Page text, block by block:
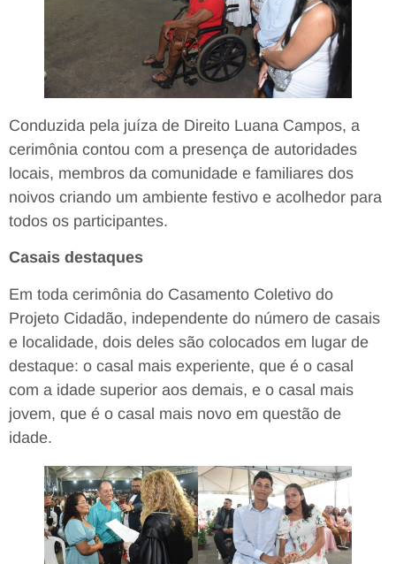
Conduzida pela juíza de Direito Luana Campos, a
cerimônia contou com a presença de autoridades
locais, membros da comunidade e familiares dos
noivos criando um ambiente festivo e acolhedor para
todos os participantes.
Casais destaques
Em toda cerimônia do Casamento Coletivo do
Projeto Cidadão, independente do número de casais
e localidade, dois deles são colocados em lugar de
destaque: o casal mais experiente, que é o casal
com a idade superior aos demais, e o casal mais
jovem, que é o casal mais novo em questão de
idade.